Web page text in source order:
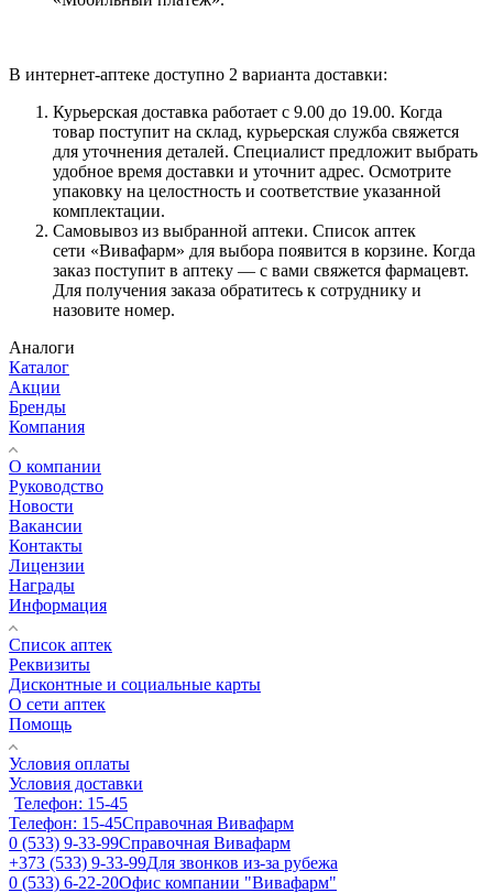
В интернет-аптеке доступно 2 варианта доставки:
Курьерская доставка работает с 9.00 до 19.00. Когда
товар поступит на склад, курьерская служба свяжется
для уточнения деталей. Специалист предложит выбрать
удобное время доставки и уточнит адрес. Осмотрите
упаковку на целостность и соответствие указанной
комплектации.
Самовывоз из выбранной аптеки. Список аптек
сети «Вивафарм» для выбора появится в корзине. Когда
заказ поступит в аптеку — с вами свяжется фармацевт.
Для получения заказа обратитесь к сотруднику и
назовите номер.
Аналоги
Каталог
Акции
Бренды
Компания
О компании
Руководство
Новости
Вакансии
Контакты
Лицензии
Награды
Информация
Список аптек
Реквизиты
Дисконтные и социальные карты
О сети аптек
Помощь
Условия оплаты
Условия доставки
Телефон: 15-45
Телефон: 15-45Справочная Вивафарм
0 (533) 9-33-99Справочная Вивафарм
+373 (533) 9-33-99Для звонков из-за рубежа
0 (533) 6-22-20Офис компании "Вивафарм"